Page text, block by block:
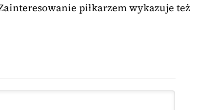
piłkarzem wykazuje też